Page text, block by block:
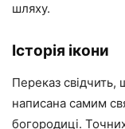
шляху.
Історія ікони
Переказ свідчить,
написана самим
богородиці.